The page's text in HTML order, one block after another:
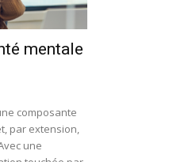
mentale
composante
par extension,
une